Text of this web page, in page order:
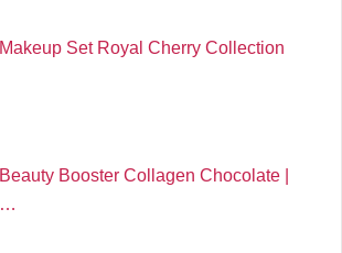
Makeup Set Royal Cherry Collection
Beauty Booster Collagen Chocolate |
…